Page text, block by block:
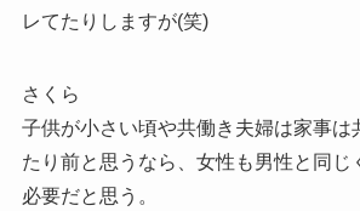
レてたりしますが(笑)
さくら
子供が小さい頃や共働き夫婦は家事は
たり前と思うなら、女性も男性と同じ
必要だと思う。